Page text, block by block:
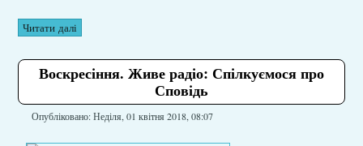
Читати далі
Воскресіння. Живе радіо: Спілкуємося про
Сповідь
Опубліковано: Неділя, 01 квітня 2018, 08:07